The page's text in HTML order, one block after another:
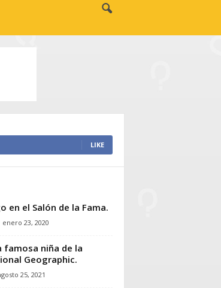
LIKE
en el Salón de la Fama.
enero 23, 2020
famosa niña de la
Geographic.
25, 2021